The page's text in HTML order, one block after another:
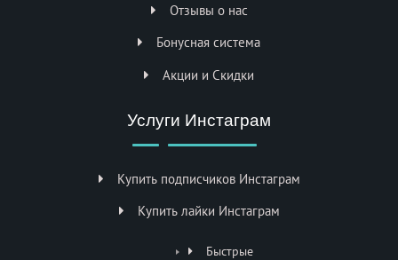
Отзывы о нас
Бонусная система
Акции и Скидки
Услуги Инстаграм
Купить подписчиков Инстаграм
Купить лайки Инстаграм
Быстрые